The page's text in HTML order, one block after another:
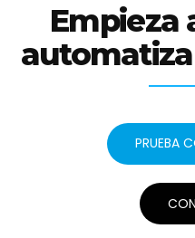
Empieza
PRUEBA